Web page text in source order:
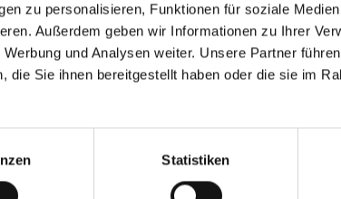
zu personalisieren, Funktionen für soziale
Außerdem geben wir Informationen zu Ihrer
und Analysen weiter. Unsere Partner
die Sie ihnen bereitgestellt haben oder die sie im
Statistiken
się ze mną bezpośrednio
za pomocą formularza